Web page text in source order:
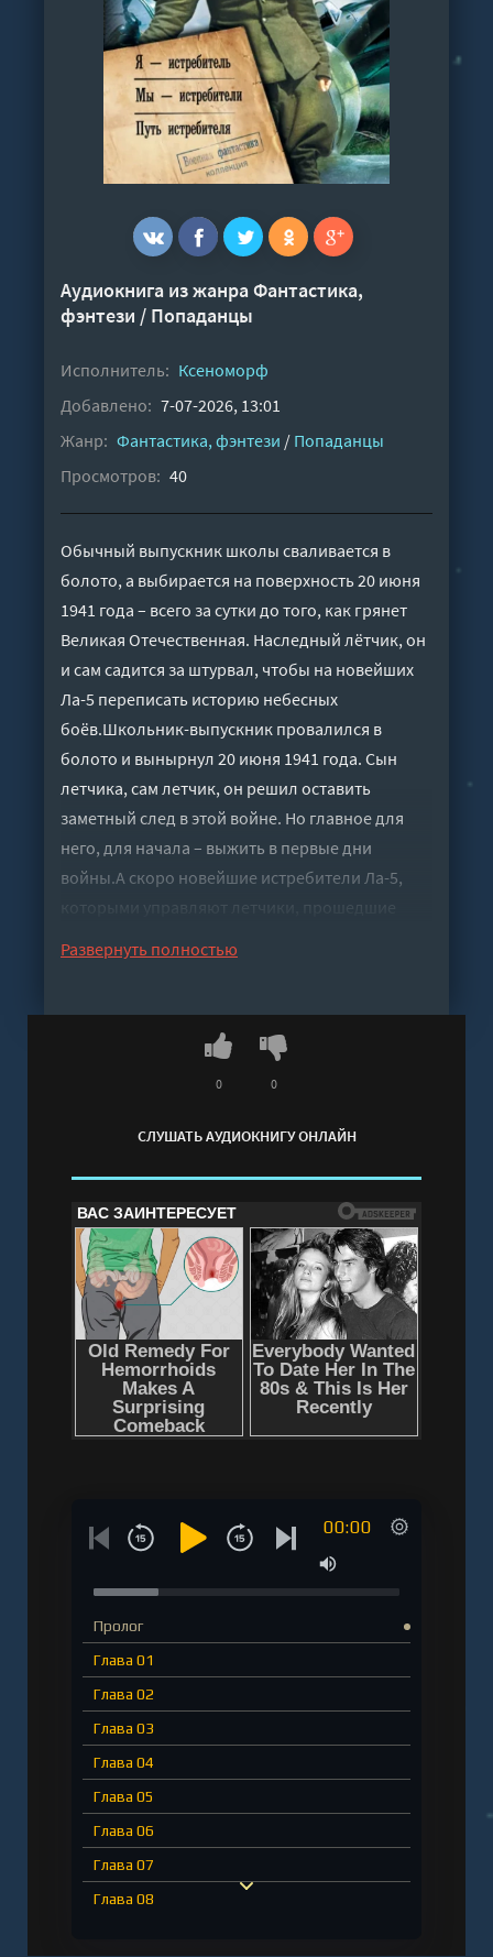
Аудиокнига из жанраФантастика,
фэнтези / Попаданцы
Исполнитель: Ксеноморф
Добавлено: 7-07-2026, 13:01
Жанр: Фантастика, фэнтези / Попаданцы
Просмотров: 40
Обычный выпускник школы сваливается в
болото, а выбирается на поверхность 20 июня
1941 года – всего за сутки до того, как грянет
Великая Отечественная. Наследный лётчик, он
и сам садится за штурвал, чтобы на новейших
Ла-5 переписать историю небесных
боёв.Школьник-выпускник провалился в
болото и вынырнул 20 июня 1941 года. Сын
летчика, сам летчик, он решил оставить
заметный след в этой войне. Но главное для
него, для начала – выжить в первые дни
войны.А скоро новейшие истребители Ла-5,
которыми управляют летчики, прошедшие
Поселягин Владимир" онлайн бесплатно без
регистрации - полная версия
Развернуть полностью
СЛУШАТЬ АУДИОКНИГУ ОНЛАЙН
0 0
00:00
Пролог
Глава 01
Глава 02
Глава 03
Глава 04
Глава 05
Глава 06
Глава 07
Глава 08